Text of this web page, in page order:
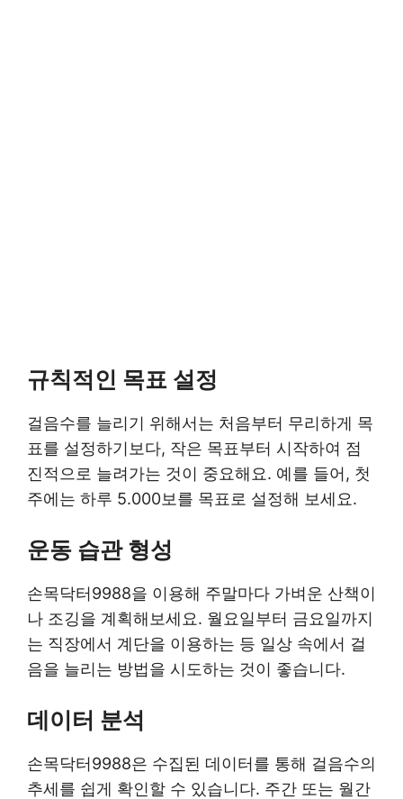
규칙적인 목표 설정
걸음수를 늘리기 위해서는 처음부터 무리하게 목
표를 설정하기보다, 작은 목표부터 시작하여 점
진적으로 늘려가는 것이 중요해요. 예를 들어, 첫
주에는 하루 5.000보를 목표로 설정해 보세요.
운동 습관 형성
손목닥터9988을 이용해 주말마다 가벼운 산책이
나 조깅을 계획해보세요. 월요일부터 금요일까지
는 직장에서 계단을 이용하는 등 일상 속에서 걸
음을 늘리는 방법을 시도하는 것이 좋습니다.
데이터 분석
손목닥터9988은 수집된 데이터를 통해 걸음수의
추세를 쉽게 확인할 수 있습니다. 주간 또는 월간